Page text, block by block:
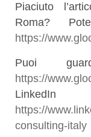
Piaciuto
Roma?
https://
Puoi
https://
https://
consulting-italy